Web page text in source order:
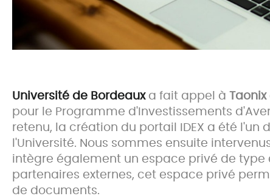
Université de Bordeauxa fait appel à Taonix
pour le Programme d'Investissements
retenu, la création du portail IDEX a été l'un
l'Université. Nous sommes ensuite
intègre également un espace privé de type
partenaires externes, cet espace privé
de documents.